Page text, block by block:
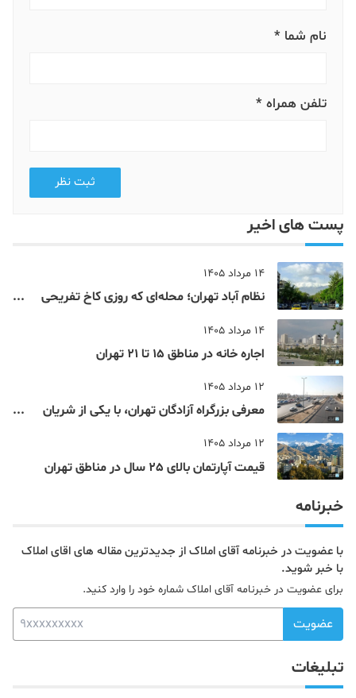
نام شما *
تلفن همراه *
ثبت نظر
پست های اخیر
14 مرداد 1405
نظام‌ آباد تهران؛ محله‌ای که روزی کاخ تفریحی
14 مرداد 1405
اجاره خانه در مناطق 15 تا 21 تهران
12 مرداد 1405
معرفی بزرگراه آزادگان تهران، با یکی از شریان
12 مرداد 1405
قیمت آپارتمان بالای 25 سال در مناطق تهران
خبرنامه
با عضویت در خبرنامه آقای املاک از جدیدترین مقاله های اقای املاک
با خبر شوید.
برای عضویت در خبرنامه آقای املاک شماره خود را وارد کنید.
عضویت
تبلیغات